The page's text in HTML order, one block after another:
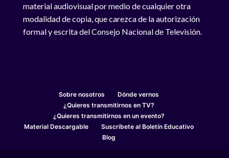
material audiovisual por medio de cualquier otra
modalidad de copia, que carezca de la autorización
formal y escrita del Consejo Nacional de Televisión.
Sobre nosotros
Dónde vernos
¿Quieres transmitirnos en TV?
¿Quieres transmitirnos en un evento?
Material Descargable
Suscríbete al Boletín Educativo
Blog